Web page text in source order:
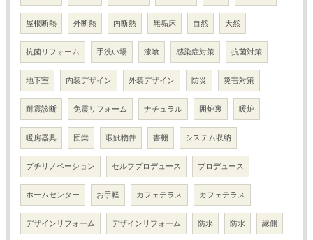
屋根断熱 外断熱 内断熱 無垢床 自然 天然
抗菌リフォーム 手洗い場 漆喰 感染症対策 抗菌対策
地下室 内装デザイン 外装デザイン 防災 災害対策
耐震診断 免震リフォーム ナチュラル 囲炉裏 暖炉
暖房器具 団欒 瑕疵物件 書棚 システム収納
プチリノベーション セルフプロデュース プロデュース
ホームセンター お手軽 カフェテラス カフェテラス
デザインリフォーム デザインリフォーム 防水 防水 縁側